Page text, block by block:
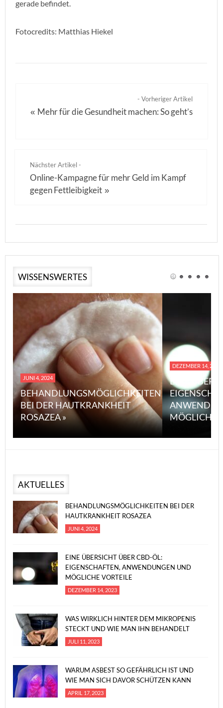
gerade befindet.
Fotocredits: Matthias Hiekel
- Vorheriger Artikel
« Mehr für die Gesundheit machen: So geht’s
Nächster Artikel -
Online-Kampagne für mehr Geld im Kampf
gegen Fettleibigkeit »
WISSENSWERTES
JUNI 4, 2024
BEHANDLUNGSMÖGLICHKEITEN
BEI DER HAUTKRANKHEIT
ROSAZEA »
DEZEMBER 14, 2023
EINE
MÖGLICHE
AKTUELLES
BEHANDLUNGSMÖGLICHKEITEN BEI DER
HAUTKRANKHEIT ROSAZEA
JUNI 4, 2024
EINE ÜBERSICHT ÜBER CBD-ÖL:
EIGENSCHAFTEN, ANWENDUNGEN UND
MÖGLICHE VORTEILE
DEZEMBER 14, 2023
WAS WIRKLICH HINTER DEM MIKROPENIS
STECKT UND WIE MAN IHN BEHANDELT
JULI 11, 2023
WARUM ASBEST SO GEFÄHRLICH IST UND
WIE MAN SICH DAVOR SCHÜTZEN KANN
APRIL 17, 2023